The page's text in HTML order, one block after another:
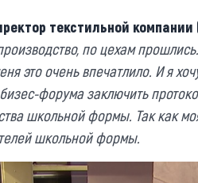
текстильной компании
по цехам
это очень впечатлило. И я
форума заключить
школьной формы. Так как
школьной формы.